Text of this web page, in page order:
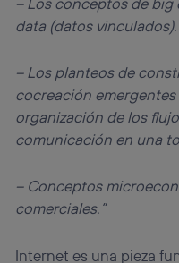
data(datos vinculados).
– Los planteos de
cocreación
organización de los
comunicación en una
– Conceptos
comerciales.”
Internet es una pieza